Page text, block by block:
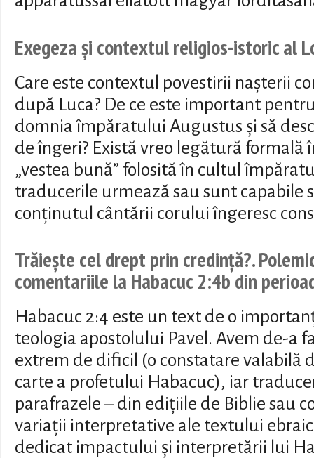
Exegeza și contextul religios-istoric al
Care este contextul povestirii nașterii
după Luca? De ce este important
domnia împăratului Augustus și să
de îngeri? Există vreo legătură formală
„vestea bună” folosită în cultul
traducerile urmează sau sunt capabile
conținutul cântării corului îngeresc
Trăiește cel drept prin credință?.
comentariile la Habacuc 2:4b din
Habacuc 2:4 este un text de o
teologia apostolului Pavel. Avem de-a
extrem de dificil (o constatare valabilă
carte a profetului Habacuc), iar
parafrazele – din edițiile de Biblie sau
variații interpretative ale textului
dedicat impactului și interpretării lui